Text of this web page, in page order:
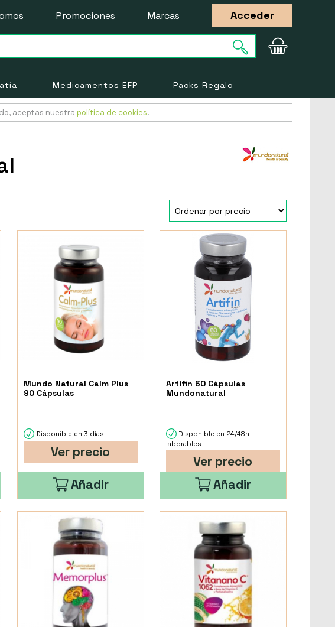
Promociones Marcas Acceder
Medicamentos EFP Packs Regalo
aceptas nuestra política de cookies.
Mundo Natural Calm Plus
90 Cápsulas
Disponible en 3 días
Ver precio
Añadir
Artifin 60 Cápsulas
Mundonatural
Disponible en 24/48h
laborables
Ver precio
Añadir